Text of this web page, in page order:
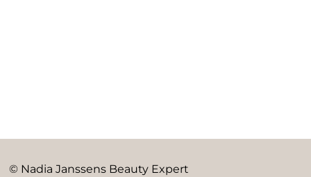
© Nadia Janssens Beauty Expert